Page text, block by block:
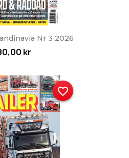
Nr 3 2026
kr
favorite_border